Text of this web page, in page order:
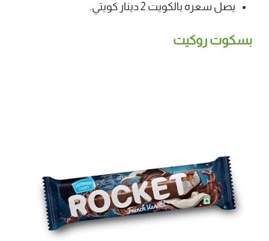
يصل سعره بالكويت 2 دينار كويتي.
بسكوت روكيت